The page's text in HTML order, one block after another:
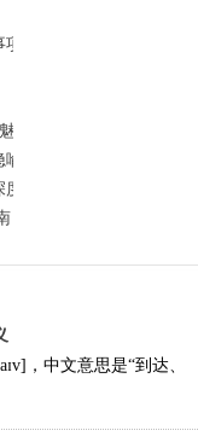
力与养护指南
解析
，中文意思是“到达、